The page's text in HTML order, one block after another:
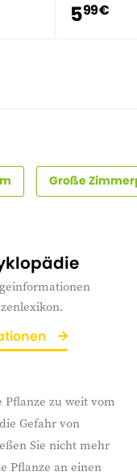
599 €
Große
zu weit vom
Gefahr von
Sie nicht mehr
Pflanze an einen